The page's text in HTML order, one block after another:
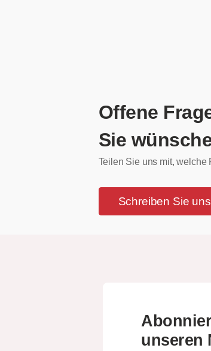
Offene
Sie
Teilen Sie uns mit, welche
Schreiben Sie uns
unseren